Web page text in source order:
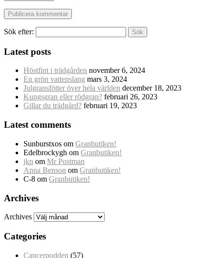
Sök efter:
Latest posts
Höstfint i trädgården november 6, 2024
En grön vattenslang mars 3, 2024
Julgransfötter över hela världen december 18, 2023
Kungsgran eller rödgran? februari 26, 2023
Gillar du trädgård? februari 19, 2023
Latest comments
Sunburstxos om Granbutiken!
Edelbrockygh om Granbutiken!
jkn om Mr Postman
Anna Benson om Granbutiken!
C-8 om Granbutiken!
Archives
Archives
Categories
Cancerpodden (57)